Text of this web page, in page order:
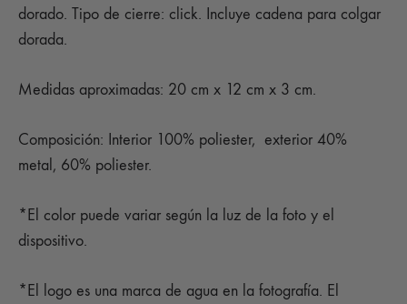
dorado. Tipo de cierre: click. Incluye cadena para colgar
dorada.
Medidas aproximadas: 20 cm x 12 cm x 3 cm.
Composición: Interior 100% poliester, exterior 40%
metal, 60% poliester.
*El color puede variar según la luz de la foto y el
dispositivo.
*El logo es una marca de agua en la fotografía. El